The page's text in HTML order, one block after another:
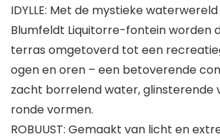
IDYLLE: Met de mystieke
Blumfeldt Liquitorre-fontein worden
terras omgetoverd tot een
ogen en oren – een betoverende
zacht borrelend water, glinsterende
ronde vormen.
ROBUUST: Gemaakt van licht en